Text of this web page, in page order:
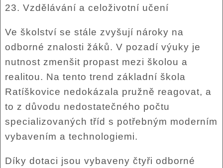
23. Vzdělávání a celoživotní učení
Ve školství se stále zvyšují nároky na
odborné znalosti žáků. V pozadí výuky je
nutnost zmenšit propast mezi školou a
realitou. Na tento trend základní škola
Ratíškovice nedokázala pružně reagovat, a
to z důvodu nedostatečného počtu
specializovaných tříd s potřebným moderním
vybavením a technologiemi.
Díky dotaci jsou vybaveny čtyři odborné